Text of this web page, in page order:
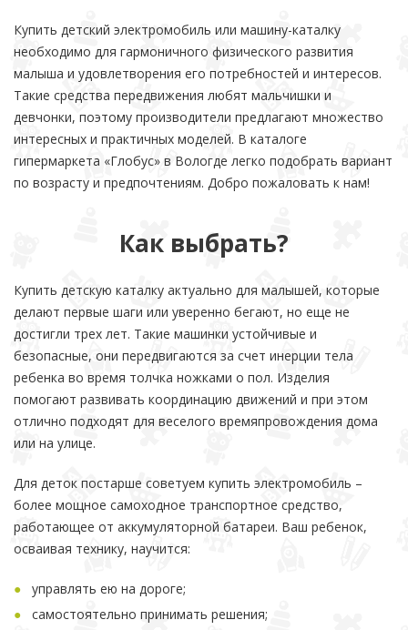
Купить детский электромобиль или машину-каталку
необходимо для гармоничного физического развития
малыша и удовлетворения его потребностей и интересов.
Такие средства передвижения любят мальчишки и
девчонки, поэтому производители предлагают множество
интересных и практичных моделей. В каталоге
гипермаркета «Глобус» в Вологде легко подобрать вариант
по возрасту и предпочтениям. Добро пожаловать к нам!
Как выбрать?
Купить детскую каталку актуально для малышей, которые
делают первые шаги или уверенно бегают, но еще не
достигли трех лет. Такие машинки устойчивые и
безопасные, они передвигаются за счет инерции тела
ребенка во время толчка ножками о пол. Изделия
помогают развивать координацию движений и при этом
отлично подходят для веселого времяпровождения дома
или на улице.
Для деток постарше советуем купить электромобиль –
более мощное самоходное транспортное средство,
работающее от аккумуляторной батареи. Ваш ребенок,
осваивая технику, научится:
управлять ею на дороге;
самостоятельно принимать решения;